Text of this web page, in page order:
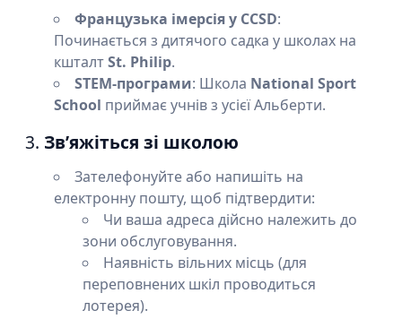
Французька імерсія у CCSD:
Починається з дитячого садка у школах на
кшталтSt. Philip.
STEM-програми: Школа National Sport
School приймає учнів з усієї Альберти.
3. Зв’яжіться зі школою
Зателефонуйте або напишіть на
електронну пошту, щоб підтвердити:
Чи ваша адреса дійсно належить до
зони обслуговування.
Наявність вільних місць (для
переповнених шкіл проводиться
лотерея).